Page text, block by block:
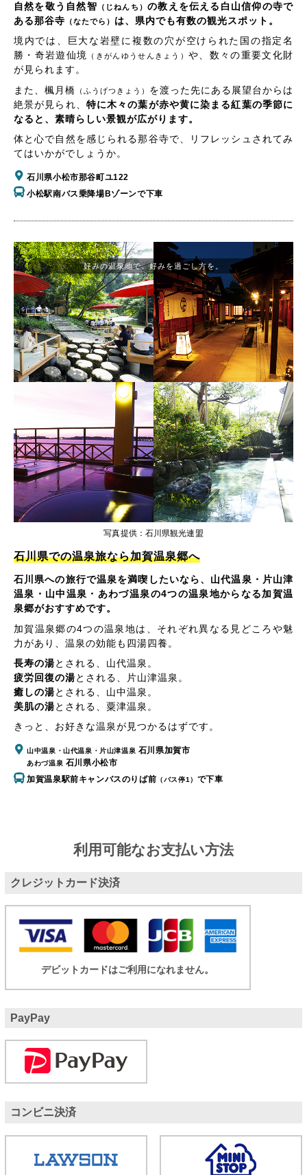
自然を敬う自然智 （じねんち）の教えを伝える白山信仰の寺で
ある那谷寺 （なたでら） は、県内でも有数の観光スポット。
境内では、巨大な岩壁に複数の穴が空けられた国の指定名
勝・奇岩遊仙境
（きがんゆうせんきょう）や、数々の重要文化財
が見られます。
また、楓月橋 （ふうげつきょう） を渡った先にある展望台からは
絶景が見られ、 特に木々の葉が赤や黄に染まる紅葉の季節に
なると、素晴らしい景観が広がります。
体と心で自然を感じられる那谷寺で、リフレッシュされてみ
てはいかがでしょうか。
石川県小松市那谷町ユ122
小松駅南バス乗降場Bゾーンで下車
石川県での温泉旅なら加賀温泉郷へ
石川県への旅行で温泉を満喫したいなら、山代温泉・片山津
温泉・山中温泉・あわづ温泉の4つの温泉地からなる加賀温
泉郷がおすすめです。
加賀温泉郷の4つの温泉地は、それぞれ異なる見どころや魅
力があり、温泉の効能も四湯四養。
長寿の湯とされる、 山代温泉 。
疲労回復の湯とされる、 片山津温泉 。
癒しの湯とされる、 山中温泉 。
美肌の湯とされる、 粟津温泉 。
きっと、お好きな温泉が見つかるはずです。
山中温泉・山代温泉・片山津温泉 石川県加賀市
あわづ温泉 石川県小松市
加賀温泉駅前キャンバスのりば前 （バス停1） で下車
好みの温泉地で、好みを過ごし方を。
写真提供：石川県観光連盟
利用可能なお支払い方法
クレジットカード決済
デビットカードはご利用になれません。
PayPay
コンビニ決済